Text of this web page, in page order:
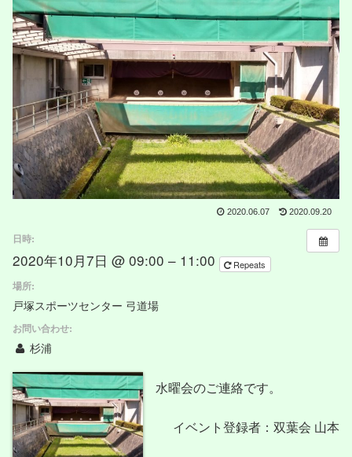
2020.06.07 2020.09.20
日時:
2020年10月7日 @ 09:00 – 11:00 Repeats
場所:
戸塚スポーツセンター 弓道場
お問い合わせ:
杉浦
水曜会のご連絡です。
イベント登録者：双葉会 山本